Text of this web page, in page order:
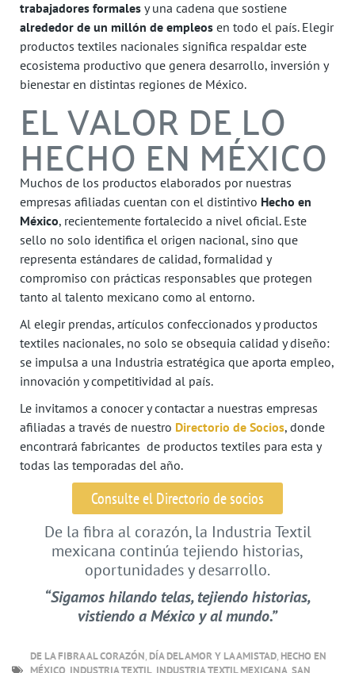
trabajadores formales y una cadena que sostiene
alrededor de un millón de empleos en todo el país. Elegir
productos textiles nacionales significa respaldar este
ecosistema productivo que genera desarrollo, inversión y
bienestar en distintas regiones de México.
EL VALOR DE LO
HECHO EN MÉXICO
Muchos de los productos elaborados por nuestras
empresas afiliadas cuentan con el distintivo Hecho en
México, recientemente fortalecido a nivel oficial. Este
sello no solo identifica el origen nacional, sino que
representa estándares de calidad, formalidad y
compromiso con prácticas responsables que protegen
tanto al talento mexicano como al entorno.
Al elegir prendas, artículos confeccionados y productos
textiles nacionales, no solo se obsequia calidad y diseño:
se impulsa a una Industria estratégica que aporta empleo,
innovación y competitividad al país.
Le invitamos a conocer y contactar a nuestras empresas
afiliadas a través de nuestro Directorio de Socios, donde
encontrará fabricantes de productos textiles para esta y
todas las temporadas del año.
Consulte el Directorio de socios
De la fibra al corazón, la Industria Textil
mexicana continúa tejiendo historias,
oportunidades y desarrollo.
“Sigamos hilando telas, tejiendo historias,
vistiendo a México y al mundo.”
DE LA FIBRA AL CORAZÓN, DÍA DEL AMOR Y LA AMISTAD, HECHO EN
MÉXICO INDUSTRIA TEXTIL INDUSTRIA TEXTIL MEXICANA SAN